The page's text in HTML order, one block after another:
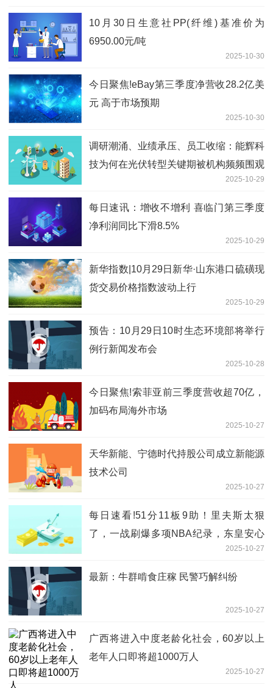
10月30日生意社PP(纤维)基准价为
6950.00元/吨
2025-10-30
今日聚焦!eBay第三季度净营收28.2亿美
元 高于市场预期
2025-10-30
调研潮涌、业绩承压、员工收缩：能辉科
技为何在光伏转型关键期被机构频频围观
2025-10-29
每日速讯：增收不增利 喜临门第三季度
净利润同比下滑8.5%
2025-10-29
新华指数|10月29日新华·山东港口硫磺现
货交易价格指数波动上行
2025-10-29
预告：10月29日10时生态环境部将举行
例行新闻发布会
2025-10-28
今日聚焦!索菲亚前三季度营收超70亿，
加码布局海外市场
2025-10-27
天华新能、宁德时代持股公司成立新能源
技术公司
2025-10-27
每日速看!51分11板9助！里夫斯太狠
了，一战刷爆多项NBA纪录，东皇安心
2025-10-27
最新：牛群啃食庄稼 民警巧解纠纷
2025-10-27
广西将进入中度老龄化社会，60岁以上
老年人口即将超1000万人
2025-10-27